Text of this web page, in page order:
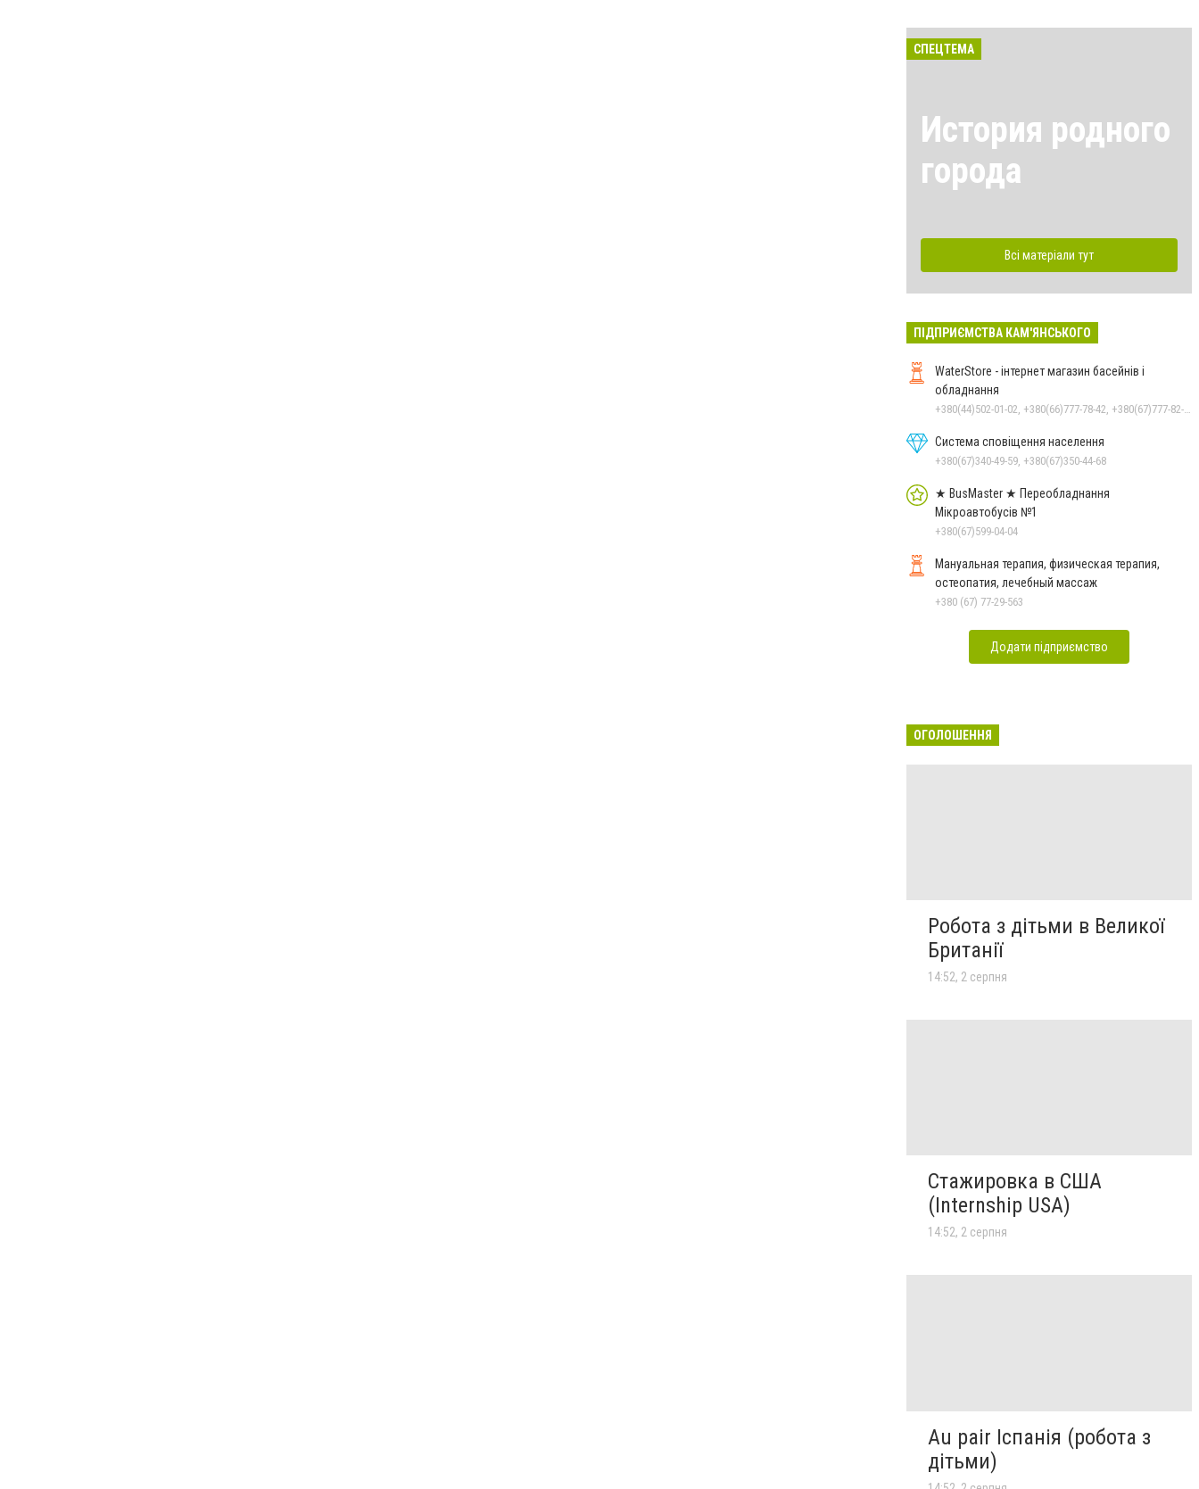
СПЕЦТЕМА
История родного
города
Всі матеріали тут
ПІДПРИЄМСТВА КАМ'ЯНСЬКОГО
WaterStore - інтернет магазин басейнів і
обладнання
Система сповіщення населення
+380(67)340-49-59, +380(67)350-44-68
★ BusMaster ★ Переобладнання
Мікроавтобусів №1
+380(67)599-04-04
Мануальная терапия, физическая терапия,
остеопатия, лечебный массаж
+380 (67) 77-29-563
Додати підприємство
ОГОЛОШЕННЯ
Робота з дітьми в Великої
Британії
14:52, 2 серпня
Стажировка в США
(Internship USA)
14:52, 2 серпня
Au pair Іспанія (робота з
дітьми)